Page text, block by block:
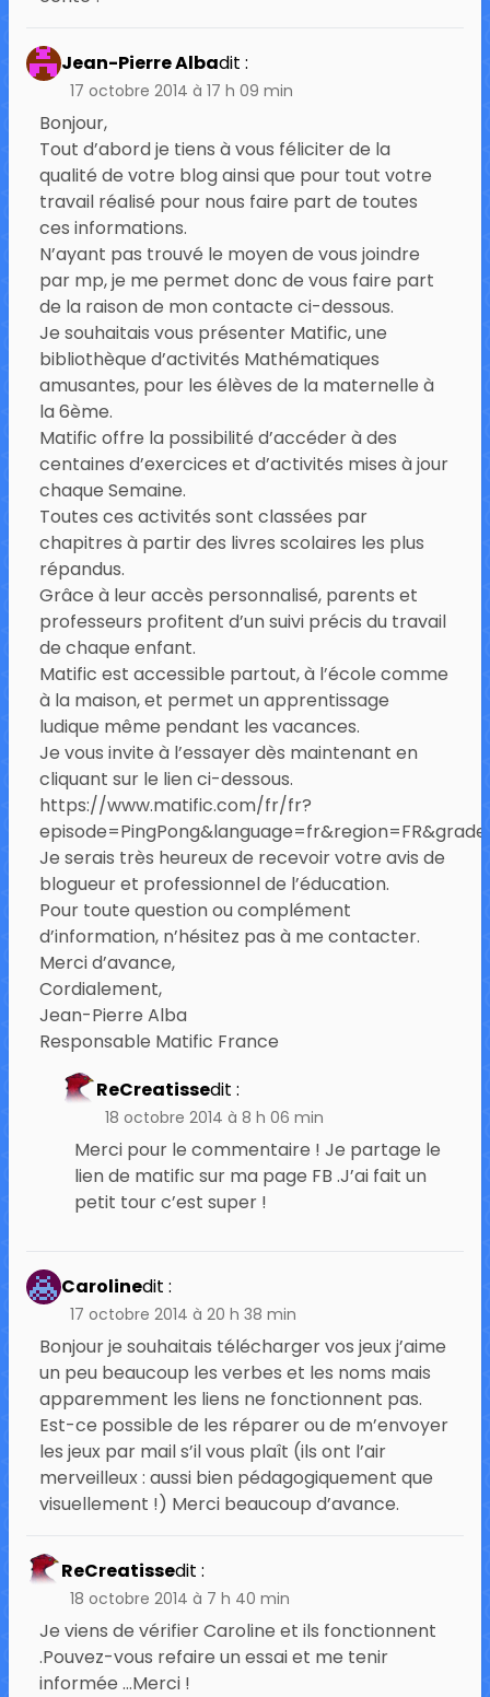
Jean-Pierre Albadit :
17 octobre 2014 à 17 h 09 min
Bonjour,
Tout d’abord je tiens à vous féliciter de la
qualité de votre blog ainsi que pour tout votre
travail réalisé pour nous faire part de toutes
ces informations.
N’ayant pas trouvé le moyen de vous joindre
par mp, je me permet donc de vous faire part
de la raison de mon contacte ci-dessous.
Je souhaitais vous présenter Matific, une
bibliothèque d’activités Mathématiques
amusantes, pour les élèves de la maternelle à
la 6ème.
Matific offre la possibilité d’accéder à des
centaines d’exercices et d’activités mises à jour
chaque Semaine.
Toutes ces activités sont classées par
chapitres à partir des livres scolaires les plus
répandus.
Grâce à leur accès personnalisé, parents et
professeurs profitent d’un suivi précis du travail
de chaque enfant.
Matific est accessible partout, à l’école comme
à la maison, et permet un apprentissage
ludique même pendant les vacances.
Je vous invite à l’essayer dès maintenant en
cliquant sur le lien ci-dessous.
https://www.matific.com/fr/fr?
Je serais très heureux de recevoir votre avis de
blogueur et professionnel de l’éducation.
Pour toute question ou complément
d’information, n’hésitez pas à me contacter.
Merci d’avance,
Cordialement,
Jean-Pierre Alba
Responsable Matific France
ReCreatissedit :
18 octobre 2014 à 8 h 06 min
Merci pour le commentaire ! Je partage le
lien de matific sur ma page FB .J’ai fait un
petit tour c’est super !
Carolinedit :
17 octobre 2014 à 20 h 38 min
Bonjour je souhaitais télécharger vos jeux j’aime
un peu beaucoup les verbes et les noms mais
apparemment les liens ne fonctionnent pas.
Est-ce possible de les réparer ou de m’envoyer
les jeux par mail s’il vous plaît (ils ont l’air
merveilleux : aussi bien pédagogiquement que
visuellement !) Merci beaucoup d’avance.
ReCreatissedit :
18 octobre 2014 à 7 h 40 min
Je viens de vérifier Caroline et ils fonctionnent
.Pouvez-vous refaire un essai et me tenir
informée …Merci !